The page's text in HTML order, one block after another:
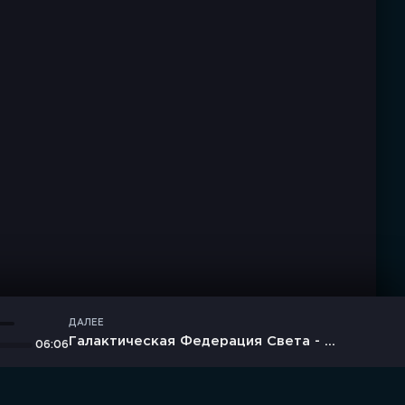
06:06
ДАЛЕЕ
Галактическая Федерация Света - Шаман Древний, Древний, Великий Император Всея Руси, ДРЕВНИY